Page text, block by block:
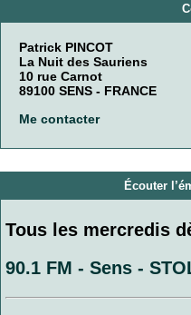
Patrick PINCOT
La Nuit des Sauriens
10 rue Carnot
89100 SENS - FRANCE
Me contacter
Écouter
Tous les mercredis
90.1 FM - Sens -